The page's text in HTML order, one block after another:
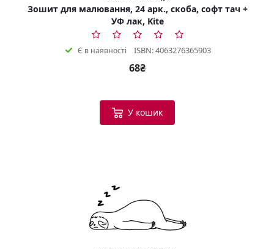
Зошит для малювання, 24 арк., скоба, софт тач +
УФ лак, Kite
Є в наявності ISBN: 4063276365903
68₴
У кошик